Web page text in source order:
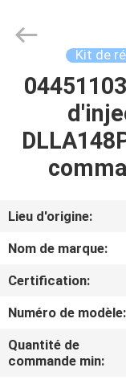
MAISON
À
PROPOS
NOUS
OTTO
AUTO
Reserved.
Kit de
Lieu d'origine:
Nom de marque:
Certification:
Numéro de modèle:
Quantité de
commande min: